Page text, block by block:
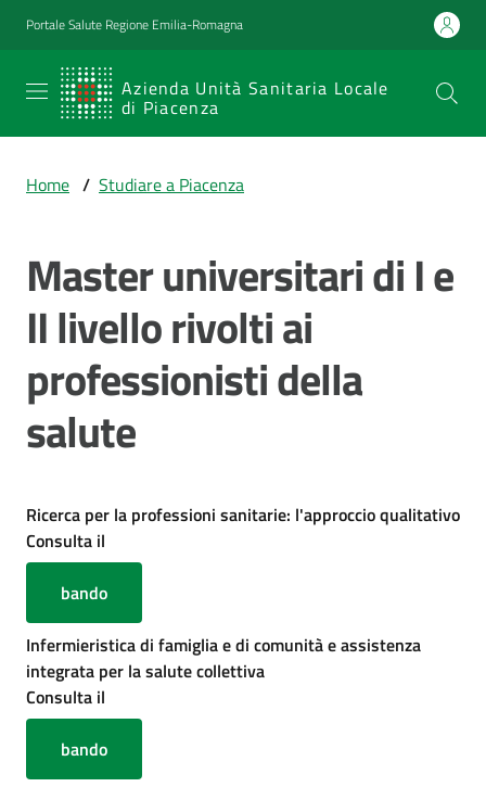
Vai al contenuto
Vai alla navigazione
Vai al footer
Portale Salute Regione Emilia-Romagna
Azienda Unità Sanitaria Locale
di Piacenza
SERVIZIO
SANITARIO
Emilia-
Azienda Unità
Sanitaria Locale
di Piacenza
Prestazioni
percorsi
Come
per...
Strutture
territorio
Home / Studiare a Piacenza
Master universitari di I e
II livello rivolti ai
professionisti della
salute
Ricerca per la professioni sanitarie: l'approccio qualitativo
Consulta il
bando
Infermieristica di famiglia e di comunità e assistenza
integrata per la salute collettiva
Consulta il
bando